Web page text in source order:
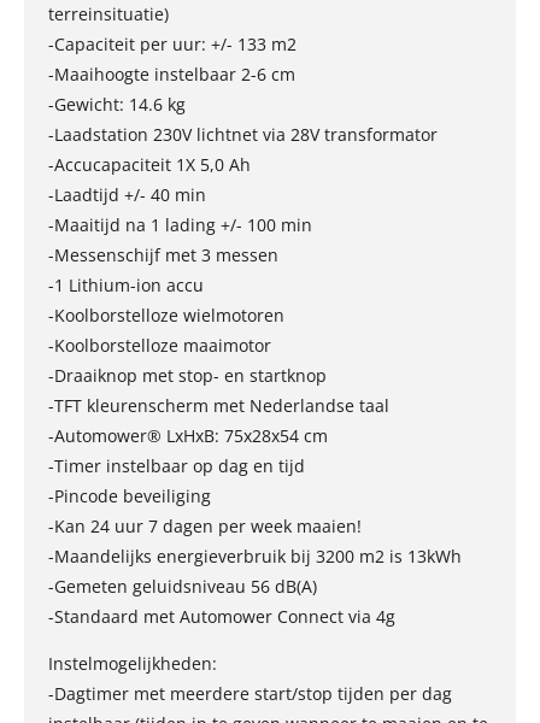
terreinsituatie)
-Capaciteit per uur: +/- 133 m2
-Maaihoogte instelbaar 2-6 cm
-Gewicht: 14.6 kg
-Laadstation 230V lichtnet via 28V transformator
-Accucapaciteit 1X 5,0 Ah
-Laadtijd +/- 40 min
-Maaitijd na 1 lading +/- 100 min
-Messenschijf met 3 messen
-1 Lithium-ion accu
-Koolborstelloze wielmotoren
-Koolborstelloze maaimotor
-Draaiknop met stop- en startknop
-TFT kleurenscherm met Nederlandse taal
-Automower® LxHxB: 75x28x54 cm
-Timer instelbaar op dag en tijd
-Pincode beveiliging
-Kan 24 uur 7 dagen per week maaien!
-Maandelijks energieverbruik bij 3200 m2 is 13kWh
-Gemeten geluidsniveau 56 dB(A)
-Standaard met Automower Connect via 4g
Instelmogelijkheden:
-Dagtimer met meerdere start/stop tijden per dag